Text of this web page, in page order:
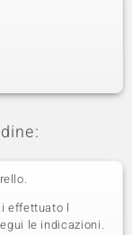
effettuato l
le indicazioni.